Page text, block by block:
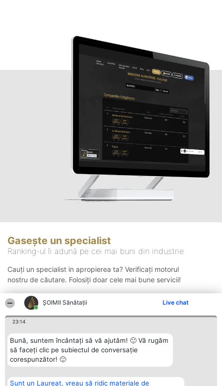
ŞOIMII Sănătații Live chat
23:14
Bună, suntem încântați să vă ajutăm! 🙂 Vă rugăm
să faceți clic pe subiectul de conversație
corespunzător! 🙂
Sunt un Laureat, vreau să ridic materiale de
Gasește un specialist
Ranking-ul îi adună pe cei mai buni din industrie
Cauți un specialist in apropierea ta? Verificați motorul
nostru de căutare. Folosiți doar cele mai bune servicii!
Organizator Ranking Plebiscyt Contact